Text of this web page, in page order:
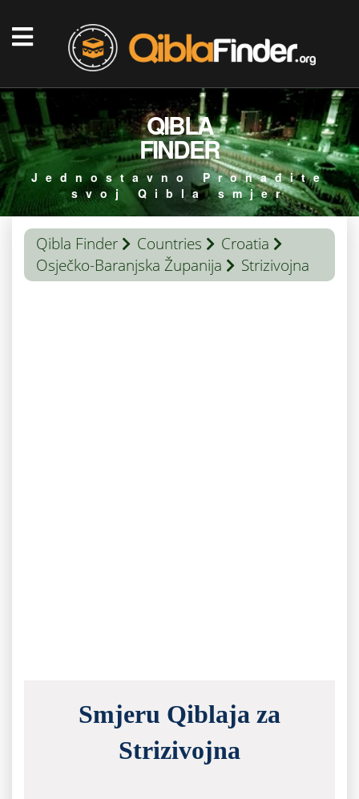
QIBLA
FINDER
Jednostavno Pronađite
svoj Qibla smjer
Qibla Finder Countries
Croatia
Osječko-Baranjska Županija
Strizivojna
Smjeru Qiblaja za
Strizivojna